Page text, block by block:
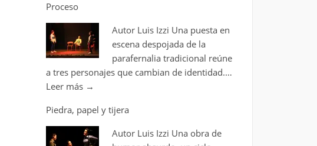
Proceso
Autor Luis Izzi Una puesta en
escena despojada de la
parafernalia tradicional reúne
a tres personajes que cambian de identidad.…
Leer más →
Piedra, papel y tijera
Autor Luis Izzi Una obra de